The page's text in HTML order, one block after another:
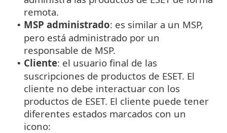
remota.
• MSP administrado: es similar a un MSP,
pero está administrado por un
responsable de MSP.
• Cliente: el usuario final de las
suscripciones de productos de ESET. El
cliente no debe interactuar con los
productos de ESET. El cliente puede tener
diferentes estados marcados con un
icono: